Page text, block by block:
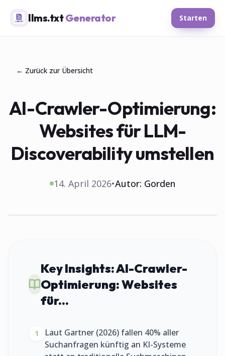
llms.txtGenerator Starten
← Zurück zur Übersicht
AI-Crawler-Optimierung:
Websites für LLM-
Discoverability umstellen
14. April 2026•Autor: Gorden
Key Insights:AI-Crawler-
Optimierung: Websites
für...
1
Laut Gartner (2026) fallen 40% aller
Suchanfragen künftig an KI-Systeme